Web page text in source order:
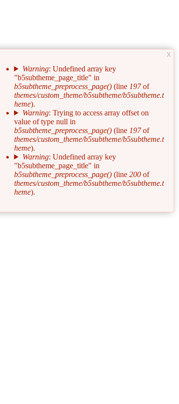
Сообщение
ошибке
Warning: Undefined array key
"b5subtheme_page_title" in
b5subtheme_preprocess_page()(line 197of
themes/custom_theme/b5subtheme/b5subtheme.t
heme).
Warning: Trying to access array offset on
value of type null in
b5subtheme_preprocess_page()(line 197of
themes/custom_theme/b5subtheme/b5subtheme.t
heme).
Warning: Undefined array key
"b5subtheme_page_title" in
b5subtheme_preprocess_page()(line 200of
themes/custom_theme/b5subtheme/b5subtheme.t
heme).
x